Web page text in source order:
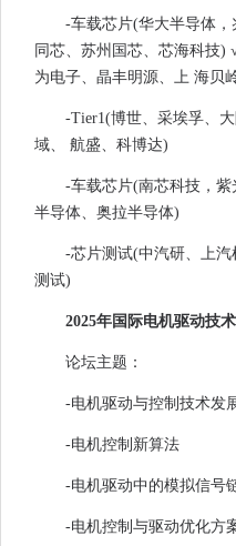
-车载芯片(华大半导体
同芯、苏州国芯、芯海科技)
为电子、晶丰明源、上 海贝
-Tier1(博世、采埃孚、
域、 航盛、科博达)
-车载芯片(南芯科技，
半导体、奥拉半导体)
-芯片测试(中汽研、上
测试)
2025年国际电机驱动技
论坛主题：
-电机驱动与控制技术发
-电机控制新算法
-电机驱动中的模拟信号
-电机控制与驱动优化方